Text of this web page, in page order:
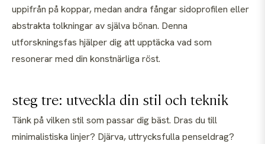
uppifrån på koppar, medan andra fångar sidoprofilen eller
abstrakta tolkningar av själva bönan. Denna
utforskningsfas hjälper dig att upptäcka vad som
resonerar med din konstnärliga röst.
steg tre: utveckla din stil och teknik
Tänk på vilken stil som passar dig bäst. Dras du till
minimalistiska linjer? Djärva, uttrycksfulla penseldrag?